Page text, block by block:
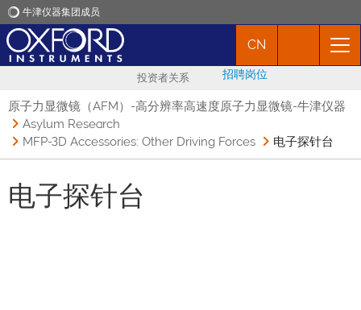
牛津仪器集团成员
产品
CN
投资者关系 招聘岗位
原子力显微镜（AFM）-高分辨率高速度原子力显微镜-牛津仪器
Asylum Research
MFP-3D Accessories: Other Driving Forces
电子探针台
电子探针台